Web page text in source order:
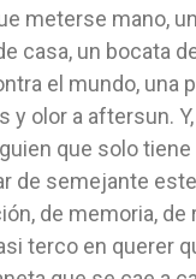
meterse mano,
casa, un bocata
el mundo, una
y olor a aftersun.
que solo
de semejante
de memoria, de
terco en querer